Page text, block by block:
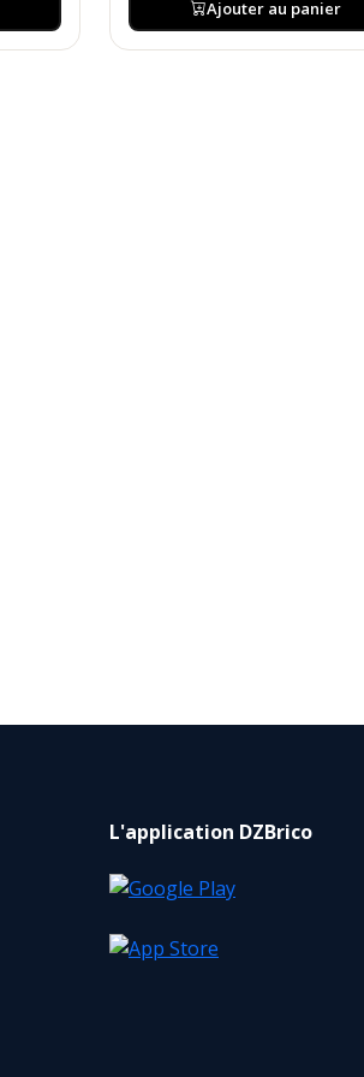
Ajouter au panier
L'application DZBrico